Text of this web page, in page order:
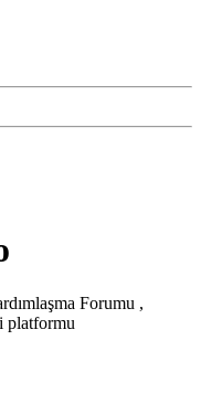
Forumu ,
platformu